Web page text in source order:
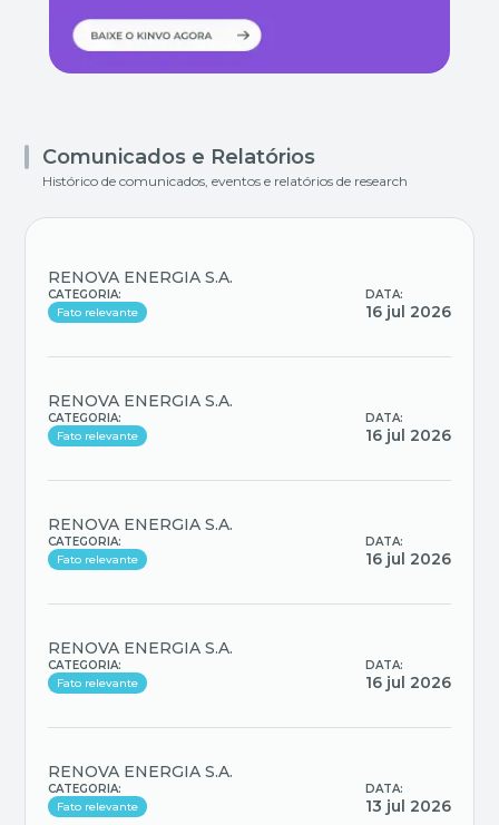
Comunicados e Relatórios
Histórico de comunicados, eventos e relatórios de research
RENOVA ENERGIA S.A.
CATEGORIA:
Fato relevante
DATA:
16 jul 2026
RENOVA ENERGIA S.A.
CATEGORIA:
Fato relevante
DATA:
16 jul 2026
RENOVA ENERGIA S.A.
CATEGORIA:
Fato relevante
DATA:
16 jul 2026
RENOVA ENERGIA S.A.
CATEGORIA:
Fato relevante
DATA:
16 jul 2026
RENOVA ENERGIA S.A.
CATEGORIA:
Fato relevante
DATA:
13 jul 2026